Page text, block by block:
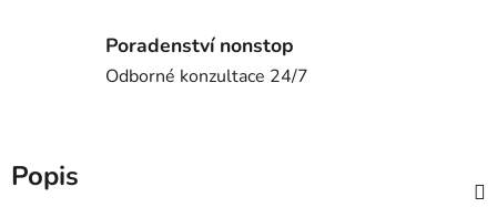
Poradenství nonstop
Odborné konzultace 24/7
Popis